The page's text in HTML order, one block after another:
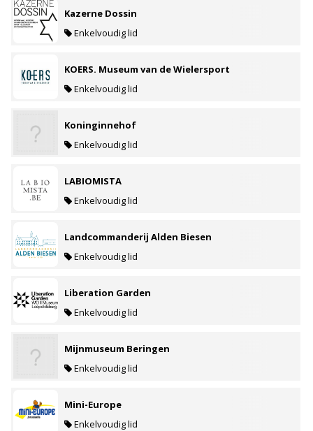
Kazerne Dossin
Enkelvoudig lid
KOERS. Museum van de Wielersport
Enkelvoudig lid
Koninginnehof
Enkelvoudig lid
LABIOMISTA
Enkelvoudig lid
Landcommanderij Alden Biesen
Enkelvoudig lid
Liberation Garden
Enkelvoudig lid
Mijnmuseum Beringen
Enkelvoudig lid
Mini-Europe
Enkelvoudig lid